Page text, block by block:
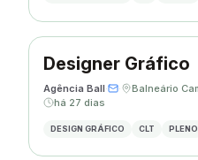
Designer Gráfico
Agência Ball· ·
há 27 dias
DESIGN GRÁFICO CLT PLENO